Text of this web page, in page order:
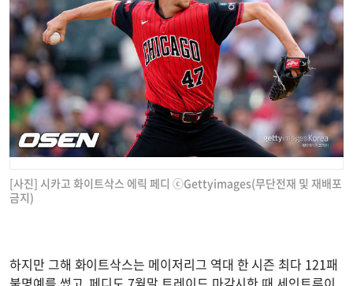
[사진] 시카고 화이트삭스 에릭 페디 ⓒGettyimages(무단전재 및 재배포
금지)
하지만 그해 화이트삭스는 메이저리그 역대 한 시즌 최다 121패